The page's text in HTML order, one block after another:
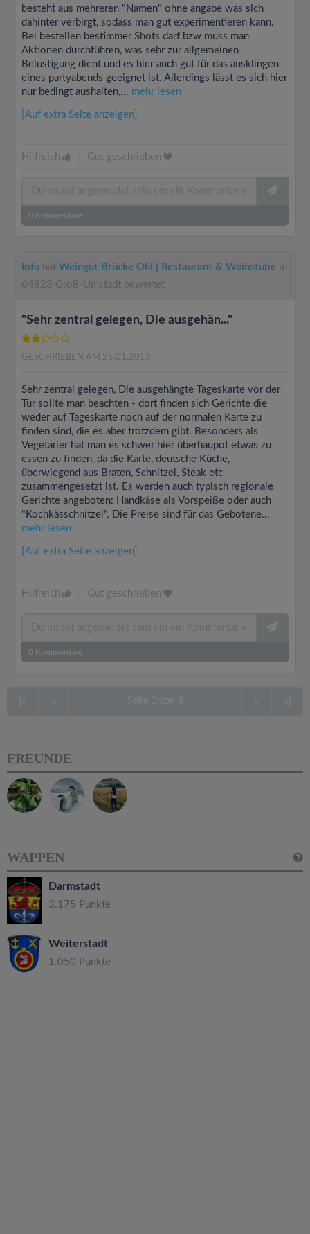
besteht aus mehreren "Namen" ohne angabe was sich
dahinter verbirgt, sodass man gut experimentieren kann.
Bei bestellen bestimmer Shots darf bzw muss man
Aktionen durchführen, was sehr zur allgemeinen
Belustigung dient und es hier auch gut für das ausklingen
eines partyabends geeignet ist. Allerdings lässt es sich hier
nur bedingt aushalten,... mehr lesen
[Auf extra Seite anzeigen]
Hilfreich Gut geschrieben
0 Kommentare
Iofu hat Weingut Brücke Ohl | Restaurant & Weinstube in
64823 Groß-Umstadt bewertet
"Sehr zentral gelegen, Die ausgehän..."
GESCHRIEBEN AM 25.01.2013
Sehr zentral gelegen, Die ausgehängte Tageskarte vor der
Tür sollte man beachten - dort finden sich Gerichte die
weder auf Tageskarte noch auf der normalen Karte zu
finden sind, die es aber trotzdem gibt. Besonders als
Vegetarier hat man es schwer hier überhaupot etwas zu
essen zu finden, da die Karte, deutsche Küche,
überwiegend aus Braten, Schnitzel, Steak etc
zusammengesetzt ist. Es werden auch typisch regionale
Gerichte angeboten: Handkäse als Vorspeiße oder auch
"Kochkässchnitzel". Die Preise sind für das Gebotene...
mehr lesen
[Auf extra Seite anzeigen]
Hilfreich Gut geschrieben
0 Kommentare
FREUNDE
WAPPEN
Darmstadt
3.175 Punkte
Weiterstadt
1.050 Punkte